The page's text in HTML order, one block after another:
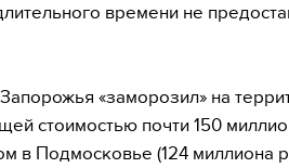
времени не
«заморозил» на
стоимостью почти 150
в Подмосковье (124 миллиона